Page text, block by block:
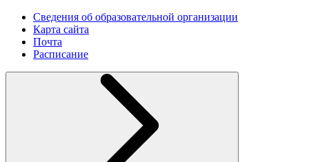
Сведения об образовательной организации
Карта сайта
Почта
Расписание